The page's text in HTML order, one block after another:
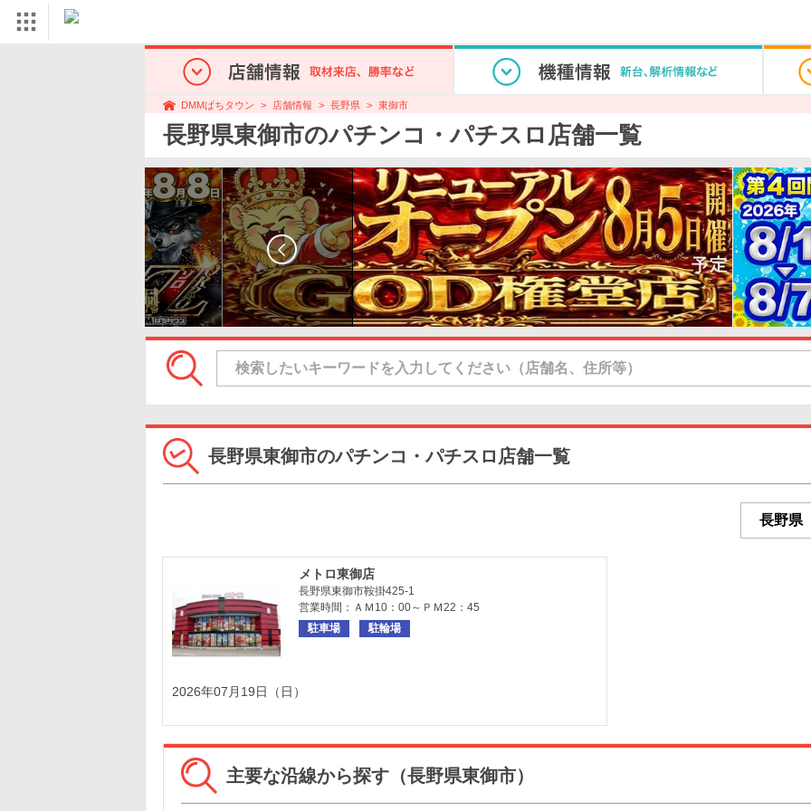
DMMぱちタウン 店舗情報 長野県 東御市
長野県東御市のパチンコ・パチスロ店舗一覧
長野県東御市のパチンコ・パチスロ店舗一覧
メトロ東御店
長野県東御市鞍掛425-1
営業時間：ＡＭ10：00～ＰＭ22：45
駐車場
駐輪場
2026年07月19日（日）
主要な沿線から探す（長野県東御市）